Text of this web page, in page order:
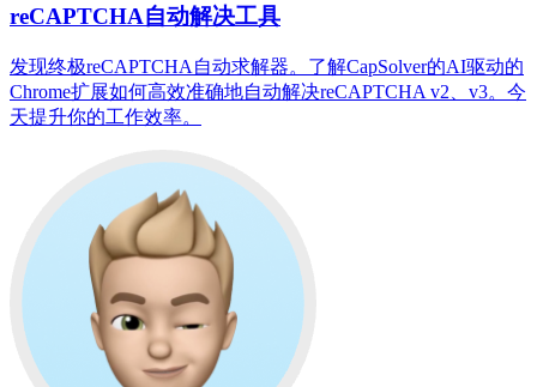
reCAPTCHA自动解决工具
发现终极reCAPTCHA自动求解器。了解CapSolver的AI驱动的
Chrome扩展如何高效准确地自动解决reCAPTCHA v2、v3。今
天提升你的工作效率。